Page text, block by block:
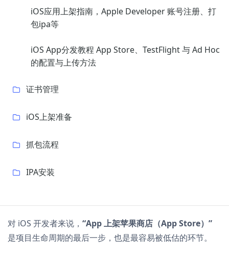
iOS应用上架指南，Apple Developer 账号注册、打
包ipa等
iOS App分发教程 App Store、TestFlight 与 Ad Hoc
的配置与上传方法
证书管理
iOS上架准备
抓包流程
IPA安装
对 iOS 开发者来说， “App 上架苹果商店（App Store）”
是项目生命周期的最后一步，也是最容易被低估的环节。